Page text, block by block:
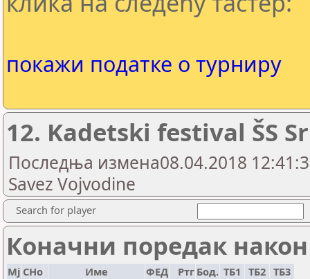
покажи податке о турниру
12. Kadetski festival ŠS
Последња измена08.04.2018
Savez Vojvodine
Search for player
Коначни поредак
Мј СНо Име ФЕД Ртг Бод. ТБ1 ТБ2 ТБ3